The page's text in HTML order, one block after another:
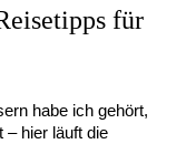
für
habe ich gehört,
– hier läuft die